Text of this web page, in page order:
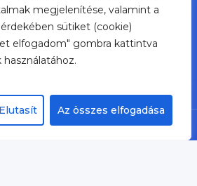
megjelenítése, valamint a
sütiket (cookie)
elfogadom" gombra kattintva
Elutasít Az összes elfogadása
nem személyre szóló
és jelentős kockázatot